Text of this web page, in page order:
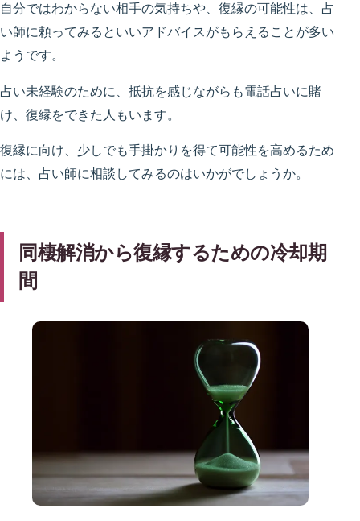
自分ではわからない相手の気持ちや、復縁の可能性は、占
い師に頼ってみるといいアドバイスがもらえることが多い
ようです。
占い未経験のために、抵抗を感じながらも電話占いに賭
け、復縁をできた人もいます。
復縁に向け、少しでも手掛かりを得て可能性を高めるため
には、占い師に相談してみるのはいかがでしょうか。
同棲解消から復縁するための冷却期
間